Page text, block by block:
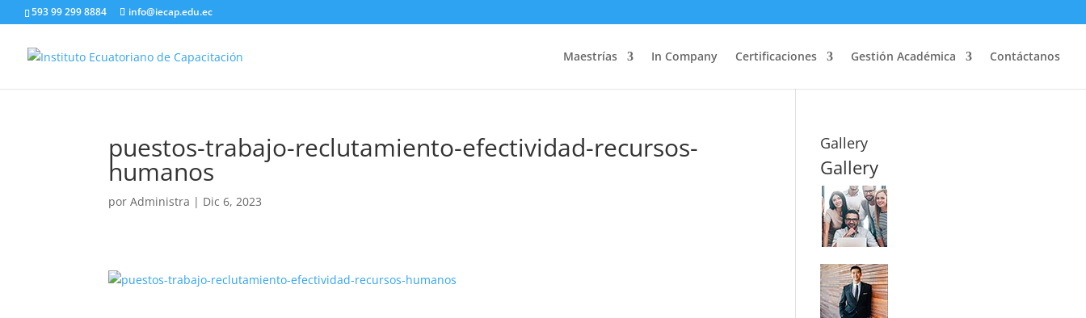
593 99 299 8884 info@iecap.edu.ec
Maestrías In Company Certificaciones Gestión Académica Contáctanos
puestos-trabajo-reclutamiento-efectividad-recursos-
humanos
porAdministra | Dic 6, 2023
Gallery
Gallery